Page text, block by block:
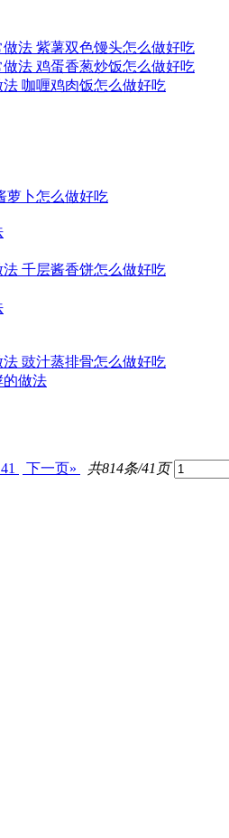
法 紫薯双色馒头怎么做好吃
法 鸡蛋香葱炒饭怎么做好吃
咖喱鸡肉饭怎么做好吃
萝卜怎么做好吃
千层酱香饼怎么做好吃
豉汁蒸排骨怎么做好吃
的做法
41 下一页»
共814条/41页